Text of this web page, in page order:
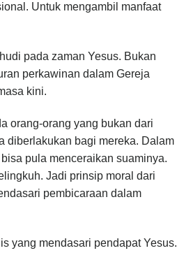
Untuk mengambil manfaat
pada zaman Yesus. Bukan
perkawinan dalam Gereja
kini.
orang-orang yang bukan dari
diberlakukan bagi mereka. Dalam
pula menceraikan suaminya.
Jadi prinsip moral dari
pembicaraan dalam
yang mendasari pendapat Yesus.